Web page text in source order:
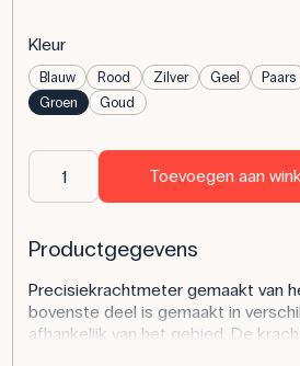
Kleur
Blauw Rood Zilver Geel Paars
Groen
Goud
Toevoegen aan
Productgegevens
Precisiekrachtmeter gemaakt van
bovenste deel is gemaakt in
afhankelijk van het gebied. De